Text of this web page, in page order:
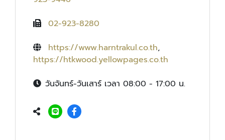
02-923-8280
https://www.harntrakul.co.th,
https://htkwood.yellowpages.co.th
วันจันทร์-วันเสาร์ เวลา 08:00 - 17:00 น.